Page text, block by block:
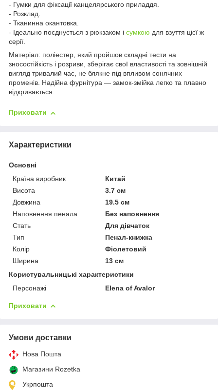
- Гумки для фіксації канцелярського приладдя.
- Розклад.
- Тканинна окантовка.
- Ідеально поєднується з рюкзаком і сумкою для взуття цієї ж
серії.
Матеріал: поліестер, який пройшов складні тести на
зносостійкість і розриви, зберігає свої властивості та зовнішній
вигляд тривалий час, не блякне під впливом сонячних
променів. Надійна фурнітура — замок-змійка легко та плавно
відкривається.
Приховати
Характеристики
Основні
Країна виробник
Китай
Висота
3.7 см
Довжина
19.5 см
Наповнення пенала
Без наповнення
Стать
Для дівчаток
Тип
Пенал-книжка
Колір
Фіолетовий
Ширина
13 см
Користувальницькі характеристики
Персонажі
Elena of Avalor
Приховати
Умови доставки
Нова Пошта
Магазини Rozetka
Укрпошта